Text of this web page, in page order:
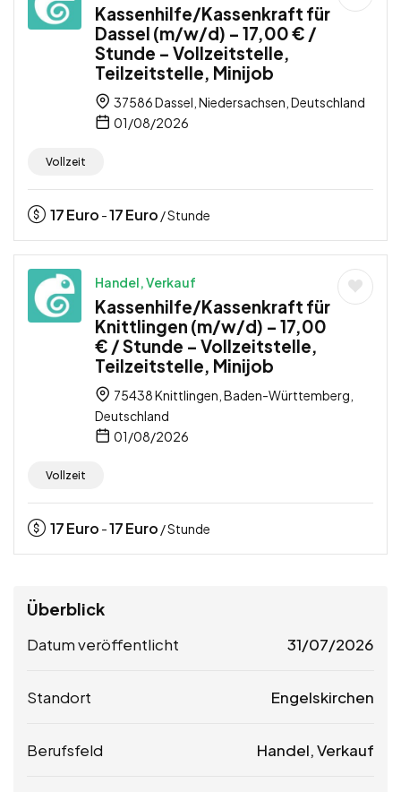
Kassenhilfe/Kassenkraft für
Dassel (m/w/d) – 17,00 € /
Stunde – Vollzeitstelle,
Teilzeitstelle, Minijob
37586 Dassel, Niedersachsen, Deutschland
01/08/2026
Vollzeit
17Euro -17Euro / Stunde
Handel, Verkauf
Kassenhilfe/Kassenkraft für
Knittlingen (m/w/d) – 17,00
€ / Stunde – Vollzeitstelle,
Teilzeitstelle, Minijob
75438 Knittlingen, Baden-Württemberg,
Deutschland
01/08/2026
Vollzeit
17Euro -17Euro / Stunde
Überblick
Datum veröffentlicht 31/07/2026
Standort Engelskirchen
Berufsfeld Handel, Verkauf